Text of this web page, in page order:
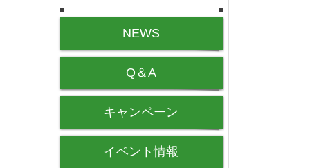
NEWS
Q＆A
キャンペーン
イベント情報